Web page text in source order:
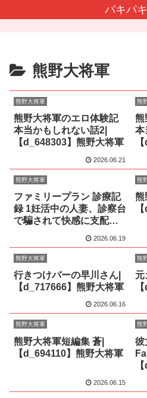
パキパ
熊野大将軍
熊野大将軍
熊野大将軍のエロ体験記
本当かもしれない話2|
【d_648303】熊野大将軍
2026.06.21
熊
熊
本
熊野大将軍
ファミリープラン 診療記
録 1妊活中の人妻、診察台
で騙されて快感に支配さ
2026.06.19
熊
熊
熊野大将軍
行きつけバーの早川さん|
【d_717666】熊野大将軍
2026.06.16
熊
元
熊野大将軍
熊野大将軍短編集 蒼|
【d_694110】熊野大将軍
2026.06.15
熊
彼